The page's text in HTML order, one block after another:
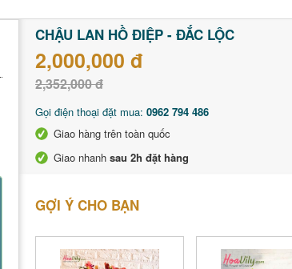
CHẬU LAN HỒ ĐIỆP - ĐẮC LỘC
2,000,000 đ
2,352,000 đ
Gọi điện thoại đặt mua: 0962 794 486
Giao hàng trên toàn quốc
Giao nhanh sau 2h đặt hàng
GỢI Ý CHO BẠN